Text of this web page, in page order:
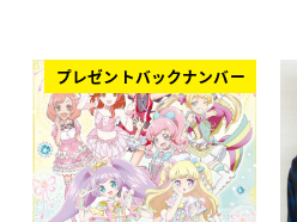
プレゼントバックナンバー